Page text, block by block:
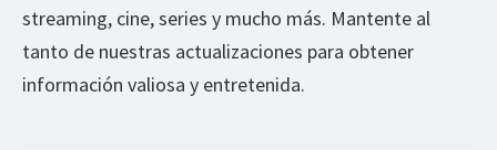
streaming, cine, series y mucho más. Mantente al
tanto de nuestras actualizaciones para obtener
información valiosa y entretenida.